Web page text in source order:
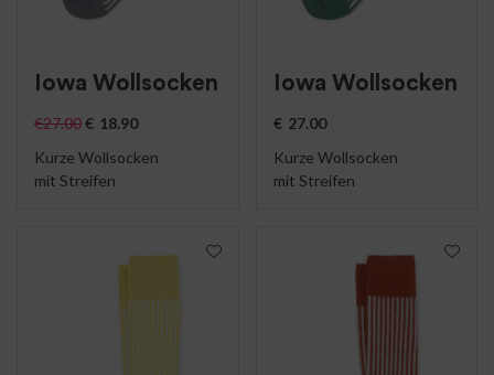
Iowa Wollsocken
€27.00€ 18.90
Kurze Wollsocken
mit Streifen
Iowa Wollsocken
€ 27.00
Kurze Wollsocken
mit Streifen